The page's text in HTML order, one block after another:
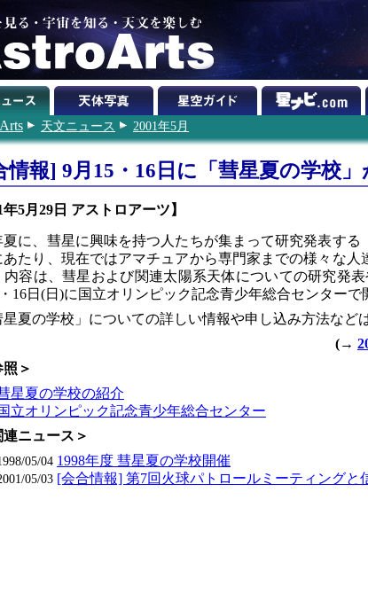
天文ニュース 2001年5月
情報] 9月15・16日に「彗星夏の学校」
年5月29日 アストロアーツ】
夏に、彗星に興味を持つ人たちが集まって研究発表する
あたり、現在ではアマチュアから専門家までの様々な人
内容は、彗星および関連太陽系天体についての研究発
16日(日)に国立オリンピック記念青少年総合センターで
星夏の学校」についての詳しい情報や申し込み方法など
(→
照＞
星夏の学校の紹介
立オリンピック記念青少年総合センター
連ニュース＞
05/04 1998年度 彗星夏の学校開催
05/03 [会合情報] 第7回火球パトロールミーティングと